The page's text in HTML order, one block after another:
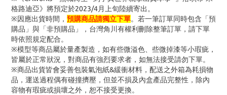
格路迪亞》將預定於2023/4月上旬陸續寄出。
※因應出貨時間， 預購商品請獨立下單。若一筆訂單同時包含「預
購品」與「非預購品」，台灣角川有權利刪除整筆訂單，請下單
時依照規定配合。
※模型等商品屬於量產製造，如有些微溢色、些微掉漆等小瑕疵，
皆屬於正常狀況，對商品有強烈要求者，如無法接受請勿下單。
※商品出貨皆會妥善包裝氣泡紙&緩衝材料，配送之外箱為耗損物
品，運送過程偶有碰撞擠壓，但並不損及內盒產品完整性，除內
容物有瑕疵或損壞之外，恕不接受更換。